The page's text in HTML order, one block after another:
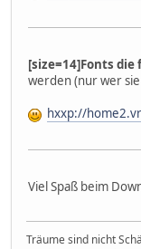
[size=14]Fonts
werden (nur wer
hxxp://
Viel Spaß beim
Träume sind nicht